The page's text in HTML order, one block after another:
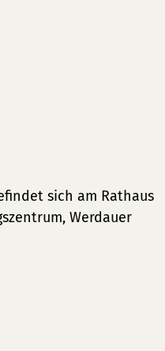
sich am Rathaus
Werdauer